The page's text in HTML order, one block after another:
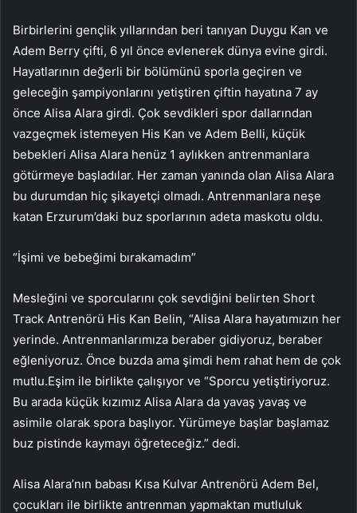
Birbirlerini gençlik yıllarından beri tanıyan Duygu Kan ve
Adem Berry çifti, 6 yıl önce evlenerek dünya evine girdi.
Hayatlarının değerli bir bölümünü sporla geçiren ve
geleceğin şampiyonlarını yetiştiren çiftin hayatına 7 ay
önce Alisa Alara girdi. Çok sevdikleri spor dallarından
vazgeçmek istemeyen His Kan ve Adem Belli, küçük
bebekleri Alisa Alara henüz 1 aylıkken antrenmanlara
götürmeye başladılar. Her zaman yanında olan Alisa Alara
bu durumdan hiç şikayetçi olmadı. Antrenmanlara neşe
katan Erzurum’daki buz sporlarının adeta maskotu oldu.
“İşimi ve bebeğimi bırakamadım”
Mesleğini ve sporcularını çok sevdiğini belirten Short
Track Antrenörü His Kan Belin, “Alisa Alara hayatımızın her
yerinde. Antrenmanlarımıza beraber gidiyoruz, beraber
eğleniyoruz. Önce buzda ama şimdi hem rahat hem de çok
mutlu.Eşim ile birlikte çalışıyor ve “Sporcu yetiştiriyoruz.
Bu arada küçük kızımız Alisa Alara da yavaş yavaş ve
asimile olarak spora başlıyor. Yürümeye başlar başlamaz
buz pistinde kaymayı öğreteceğiz.” dedi.
Alisa Alara’nın babası Kısa Kulvar Antrenörü Adem Bel,
çocukları ile birlikte antrenman yapmaktan mutluluk